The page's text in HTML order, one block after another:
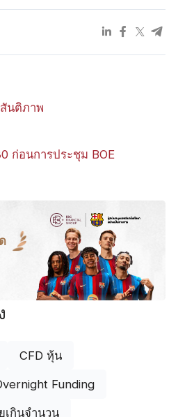
นติภาพ
ก่อนการประชุม BOE
CFD หุ้น
Funding
เกินจำนวน